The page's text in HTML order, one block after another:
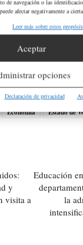
de navegación o las
afectar negativamente a
Leer más sobre estos
Aceptar
opciones
Declaración de privacidad
es uno de los más
a su alta
la exportación de
de la propuesta.
Economía
Estado de
y
visita a
Educación
la